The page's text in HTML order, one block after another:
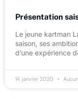
Présentation
Le jeune kartman
saison, ses
d’une expérience
14 janvier 2020